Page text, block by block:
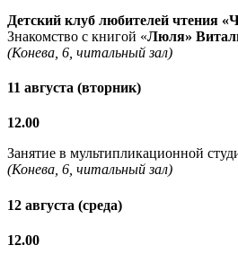
Детский клуб любителей чтения
Знакомство с книгой «Люля»
(Конева, 6, читальный зал)
11 августа (вторник)
12.00
Занятие в мультипликационной
(Конева, 6, читальный зал)
12 августа (среда)
12.00